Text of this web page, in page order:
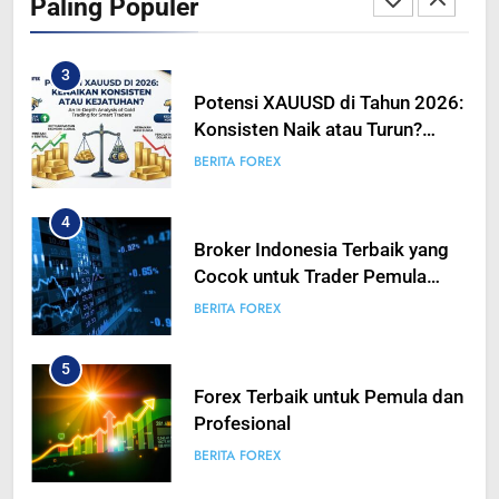
Bergerak Tajam, Traders Perlu
Bersiap
BERITA FOREX
3
Potensi XAUUSD di Tahun 2026:
Konsisten Naik atau Turun?
Analisis Mendalam Trading
BERITA FOREX
4
Broker Indonesia Terbaik yang
Cocok untuk Trader Pemula
hingga Profesional
BERITA FOREX
5
Forex Terbaik untuk Pemula dan
Profesional
BERITA FOREX